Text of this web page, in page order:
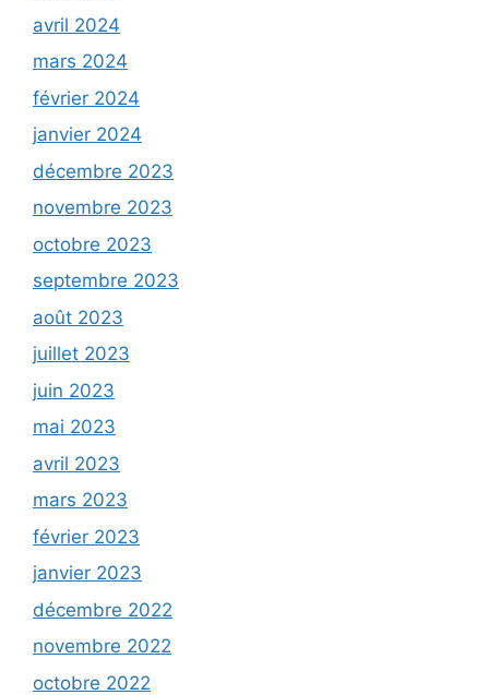
avril 2024
mars 2024
février 2024
janvier 2024
décembre 2023
novembre 2023
octobre 2023
septembre 2023
août 2023
juillet 2023
juin 2023
mai 2023
avril 2023
mars 2023
février 2023
janvier 2023
décembre 2022
novembre 2022
octobre 2022